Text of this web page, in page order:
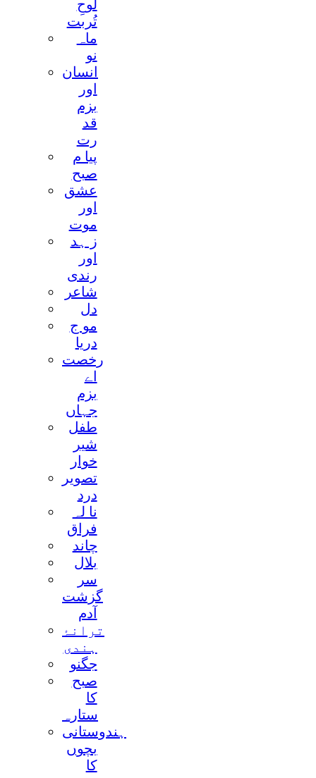
لوحِ
تُربت
ماہ
نو
انسان
اور
بزم
قد
رت
پيا م
صبح
عشق
اور
موت
ز ہد
اور
رندی
شاعر
دل
مو ج
دريا
رخصت
اے
بزم
جہاں
طفل
شير
خوار
تصوير
درد
نا لہ
فراق
چاند
بلال
سر
گزشت
آدم
ترانۂ
ہندی
جگنو
صبح
کا
ستارہ
ہندوستانی
بچوں
کا